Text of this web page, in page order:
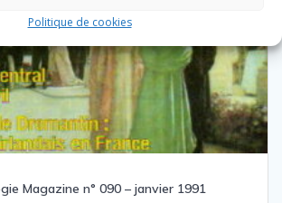
Politique de cookies
Magazine n° 090 – janvier 1991